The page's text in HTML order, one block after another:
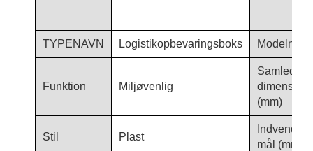
TYPENAVN Logistikopbevaringsboks
Funktion Miljøvenlig
Samlede
(mm)
Stil Plast
Indvendige
mål (mm)